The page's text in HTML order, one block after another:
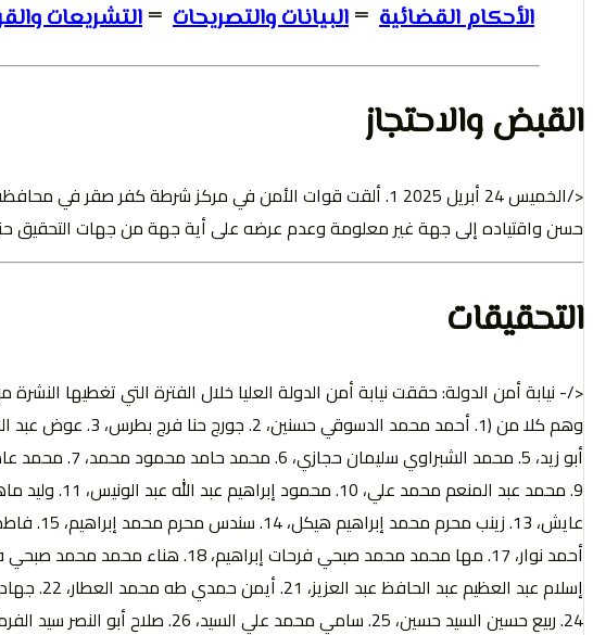
الأحكام القضائية =البيانات والتصريحات =التشريعات
القبض والاحتجاز
</الخميس 24 أبريل 2025 1. ألقت قوات الأمن في مركز شرطة كفر
حسن واقتياده إلى جهة غير معلومة وعدم عرضه على أية جهة من جهات التحقيق
التحقيقات